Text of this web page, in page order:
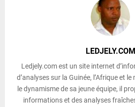
LEDJELY.COM
Ledjely.com est un site internet
d’analyses sur la Guinée, l’Afrique et
le dynamisme de sa jeune équipe, il
informations et des analyses